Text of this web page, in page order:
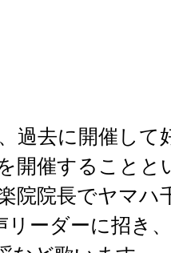
過去に開催して
開催すること
院院長でヤマハ
リーダーに招き